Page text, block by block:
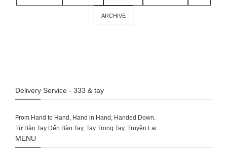
ARCHIVE
Delivery Service - 333 & tay
From Hand to Hand, Hand in Hand, Handed Down.
MENU